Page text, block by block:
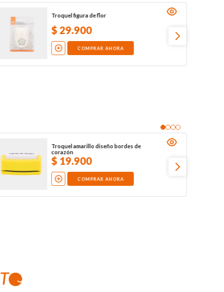
Troquel figura de flor
$29.900
COMPRAR AHORA
Troquel amarillo diseño bordes de
corazón
$ 19.900
COMPRAR AHORA